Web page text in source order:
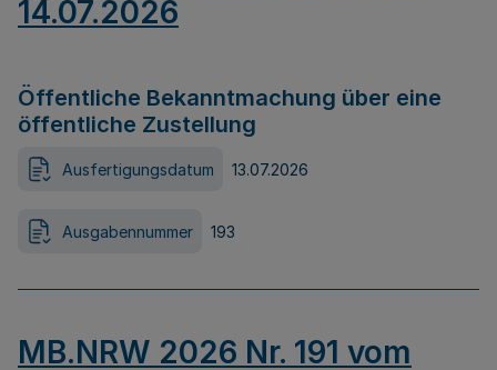
14.07.2026
Öffentliche Bekanntmachung über eine
öffentliche Zustellung
Ausfertigungsdatum 13.07.2026
Ausgabennummer 193
MB.NRW 2026 Nr. 191 vom